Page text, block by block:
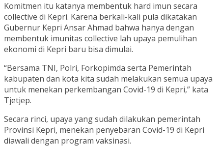
Komitmen itu katanya membentuk hard imun secara
collective di Kepri. Karena berkali-kali pula dikatakan
Gubernur Kepri Ansar Ahmad bahwa hanya dengan
membentuk imunitas collective lah upaya pemulihan
ekonomi di Kepri baru bisa dimulai.
“Bersama TNI, Polri, Forkopimda serta Pemerintah
kabupaten dan kota kita sudah melakukan semua upaya
untuk menekan perkembangan Covid-19 di Kepri,” kata
Tjetjep.
Secara rinci, upaya yang sudah dilakukan pemerintah
Provinsi Kepri, menekan penyebaran Covid-19 di Kepri
diawali dengan program vaksinasi.